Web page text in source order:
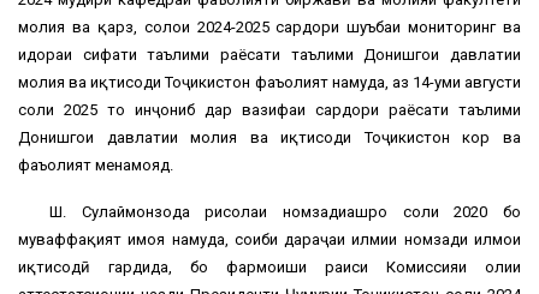
молия ва қарз, солҳои 2024-2025 сардори шуъбаи мониторинг ва
идораи сифати таълими раёсати таълими Донишгоҳи давлатии
молия ва иқтисоди Тоҷикистон фаъолият намуда, аз 14-уми августи
соли 2025 то инҷониб дар вазифаи сардори раёсати таълими
Донишгоҳи давлатии молия ва иқтисоди Тоҷикистон кор ва
фаъолият менамояд.
Ш. Сулаймонзода рисолаи номзадиашро соли 2020 бо
муваффақият ҳимоя намуда, соҳиби дараҷаи илмии номзади илмҳои
иқтисодӣ гардида, бо фармоиши раиси Комиссияи олии